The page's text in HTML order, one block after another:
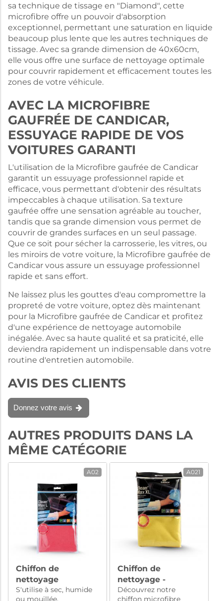
sa technique de tissage en "Diamond", cette
microfibre offre un pouvoir d'absorption
exceptionnel, permettant une saturation en liquide
beaucoup plus lente que les autres techniques de
tissage. Avec sa grande dimension de 40x60cm,
elle vous offre une surface de nettoyage optimale
pour couvrir rapidement et efficacement toutes les
zones de votre véhicule.
AVEC LA MICROFIBRE
GAUFRÉE DE CANDICAR,
ESSUYAGE RAPIDE DE VOS
VOITURES GARANTI
L'utilisation de la Microfibre gaufrée de Candicar
garantit un essuyage professionnel rapide et
efficace, vous permettant d'obtenir des résultats
impeccables à chaque utilisation. Sa texture
gaufrée offre une sensation agréable au toucher,
tandis que sa grande dimension vous permet de
couvrir de grandes surfaces en un seul passage.
Que ce soit pour sécher la carrosserie, les vitres, ou
les miroirs de votre voiture, la Microfibre gaufrée de
Candicar vous assure un essuyage professionnel
rapide et sans effort.
Ne laissez plus les gouttes d'eau compromettre la
propreté de votre voiture, optez dès maintenant
pour la Microfibre gaufrée de Candicar et profitez
d'une expérience de nettoyage automobile
inégalée. Avec sa haute qualité et sa praticité, elle
deviendra rapidement un indispensable dans votre
routine d'entretien automobile.
AVIS DES CLIENTS
Donnez votre avis
AUTRES PRODUITS DANS LA
MÊME CATÉGORIE
A02
Chiffon de
nettoyage
microfibre
S'utilise à sec, humide
ou mouillée.
A021
Chiffon de
nettoyage -
Microfibre
Découvrez notre
chiffon microfibre